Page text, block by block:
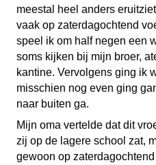
meestal heel anders
vaak op zaterdagochtend
speel ik om half negen een
soms kijken bij mijn broer,
kantine. Vervolgens ging ik
misschien nog even ging
naar buiten ga.
Mijn oma vertelde dat dit
zij op de lagere school zat,
gewoon op